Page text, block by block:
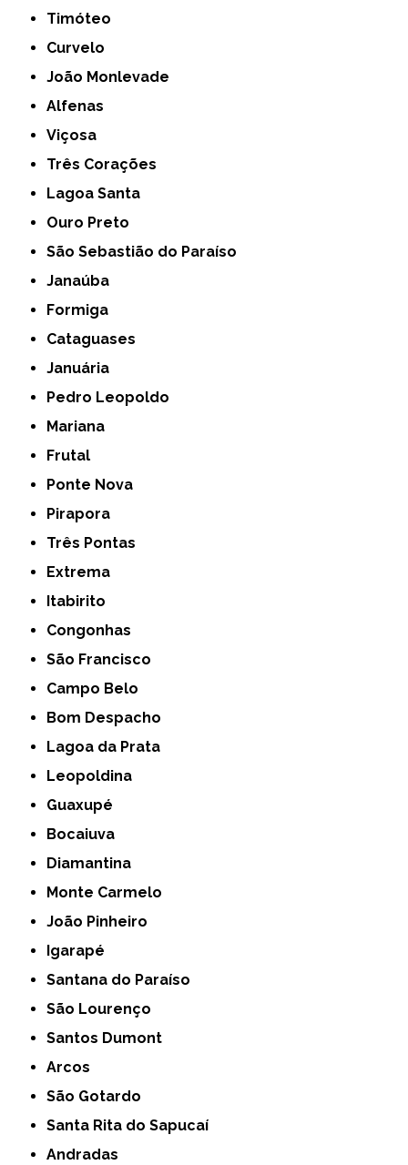
Timóteo
Curvelo
João Monlevade
Alfenas
Viçosa
Três Corações
Lagoa Santa
Ouro Preto
São Sebastião do Paraíso
Janaúba
Formiga
Cataguases
Januária
Pedro Leopoldo
Mariana
Frutal
Ponte Nova
Pirapora
Três Pontas
Extrema
Itabirito
Congonhas
São Francisco
Campo Belo
Bom Despacho
Lagoa da Prata
Leopoldina
Guaxupé
Bocaiuva
Diamantina
Monte Carmelo
João Pinheiro
Igarapé
Santana do Paraíso
São Lourenço
Santos Dumont
Arcos
São Gotardo
Santa Rita do Sapucaí
Andradas